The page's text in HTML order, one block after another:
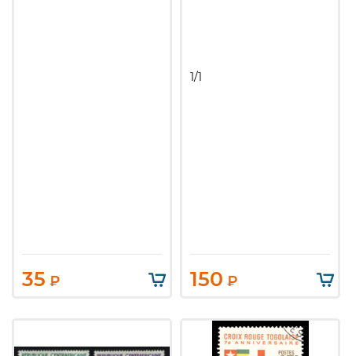
35 ₽
1/1
150 ₽